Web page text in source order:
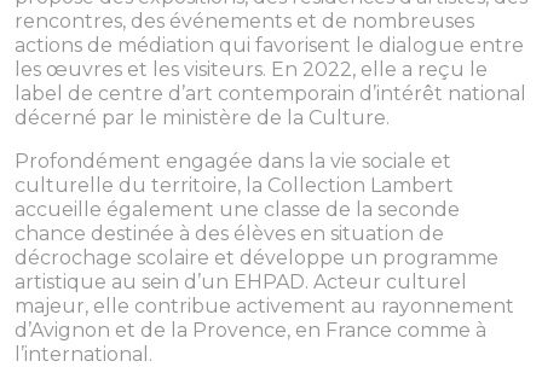
rencontres, des événements et de nombreuses
actions de médiation qui favorisent le dialogue entre
les œuvres et les visiteurs. En 2022, elle a reçu le
label de centre d’art contemporain d’intérêt national
décerné par le ministère de la Culture.
Profondément engagée dans la vie sociale et
culturelle du territoire, la Collection Lambert
accueille également une classe de la seconde
chance destinée à des élèves en situation de
décrochage scolaire et développe un programme
artistique au sein d’un EHPAD. Acteur culturel
majeur, elle contribue activement au rayonnement
d’Avignon et de la Provence, en France comme à
l’international.